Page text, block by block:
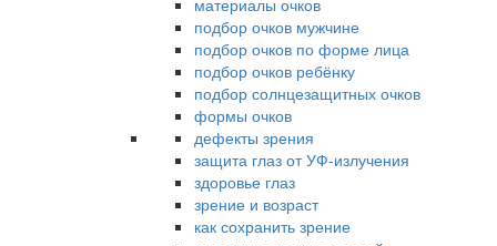
материалы очков
подбор очков мужчине
подбор очков по форме лица
подбор очков ребёнку
подбор солнцезащитных очков
формы очков
дефекты зрения
защита глаз от УФ-излучения
здоровье глаз
зрение и возраст
как сохранить зрение